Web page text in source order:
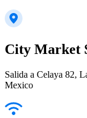
City Market
Salida a Celaya 82,
Mexico